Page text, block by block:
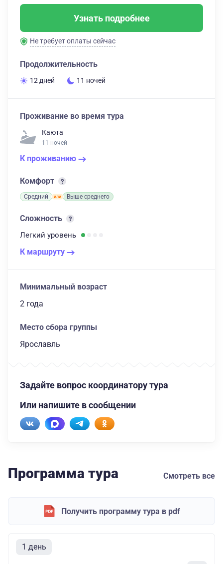
Узнать подробнее
Не требует оплаты сейчас
Продолжительность
12 дней 11 ночей
Проживание во время тура
Каюта
11 ночей
К проживанию
Комфорт
Средний Выше среднего
Сложность
Легкий уровень
К маршруту
Минимальный возраст
2 года
Место сбора группы
Ярославль
Задайте вопрос координатору тура
Или напишите в сообщении
Программа тура Смотреть все
Получить программу тура в pdf
1 день